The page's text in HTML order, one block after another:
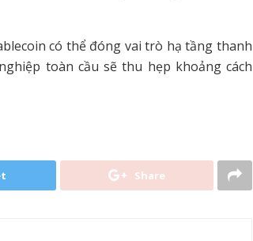
có thể đóng vai trò hạ tầng thanh
toàn cầu sẽ thu hẹp khoảng cách
Share